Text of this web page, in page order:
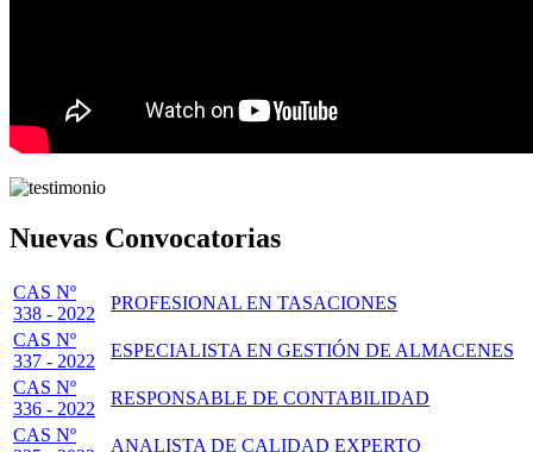
Nuevas Convocatorias
CAS Nº
338 - 2022
PROFESIONAL EN TASACIONES
CAS Nº
337 - 2022
ESPECIALISTA EN GESTIÓN DE ALMACENES
CAS Nº
336 - 2022
RESPONSABLE DE CONTABILIDAD
CAS Nº
ANALISTA DE CALIDAD EXPERTO